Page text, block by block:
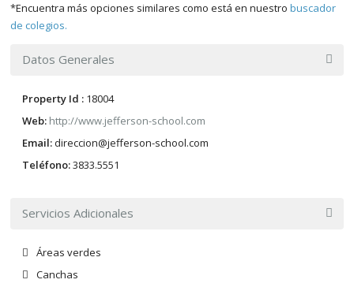
*Encuentra más opciones similares como está en nuestro buscador
de colegios.
Datos Generales
Property Id : 18004
Web: http://www.jefferson-school.com
Email:direccion@jefferson-school.com
Teléfono:3833.5551
Servicios Adicionales
Áreas verdes
Canchas